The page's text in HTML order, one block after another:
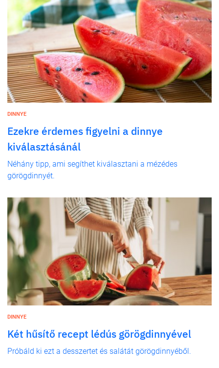
DINNYE
Ezekre érdemes figyelni a dinnye
kiválasztásánál
Néhány tipp, ami segíthet kiválasztani a mézédes
görögdinnyét.
DINNYE
Két hűsítő recept lédús görögdinnyével
Próbáld ki ezt a desszertet és salátát görögdinnyéből.